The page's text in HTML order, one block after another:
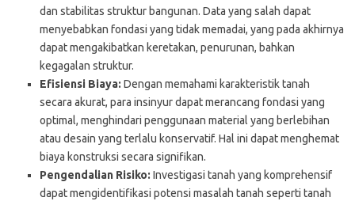
dan stabilitas struktur bangunan. Data yang salah dapat
menyebabkan fondasi yang tidak memadai, yang pada akhirnya
dapat mengakibatkan keretakan, penurunan, bahkan
kegagalan struktur.
Efisiensi Biaya: Dengan memahami karakteristik tanah
secara akurat, para insinyur dapat merancang fondasi yang
optimal, menghindari penggunaan material yang berlebihan
atau desain yang terlalu konservatif. Hal ini dapat menghemat
biaya konstruksi secara signifikan.
Pengendalian Risiko: Investigasi tanah yang komprehensif
dapat mengidentifikasi potensi masalah tanah seperti tanah